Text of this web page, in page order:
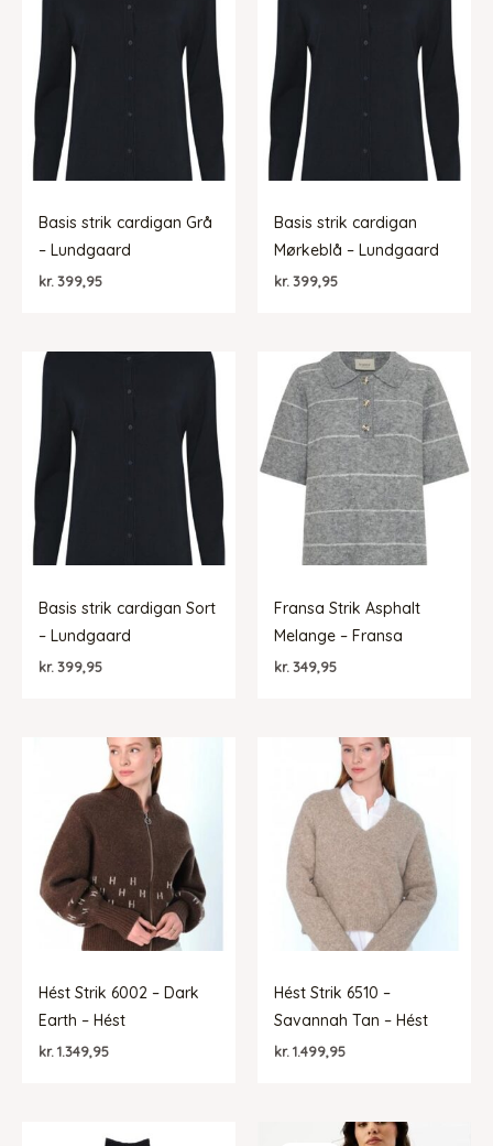
Basis strik cardigan Grå
– Lundgaard
kr. 399,95
Basis strik cardigan
Mørkeblå – Lundgaard
kr. 399,95
Basis strik cardigan Sort
– Lundgaard
kr. 399,95
Fransa Strik Asphalt
Melange – Fransa
kr. 349,95
Hést Strik 6002 – Dark
Earth – Hést
kr. 1.349,95
Hést Strik 6510 –
Savannah Tan – Hést
kr. 1.499,95